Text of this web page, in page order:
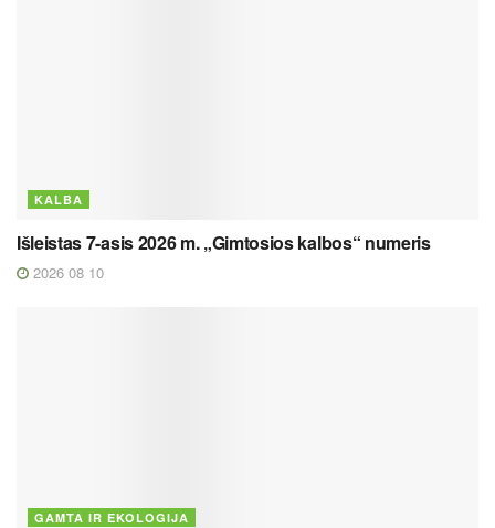
KALBA
Išleistas 7-asis 2026 m. „Gimtosios kalbos“ numeris
2026 08 10
GAMTA IR EKOLOGIJA